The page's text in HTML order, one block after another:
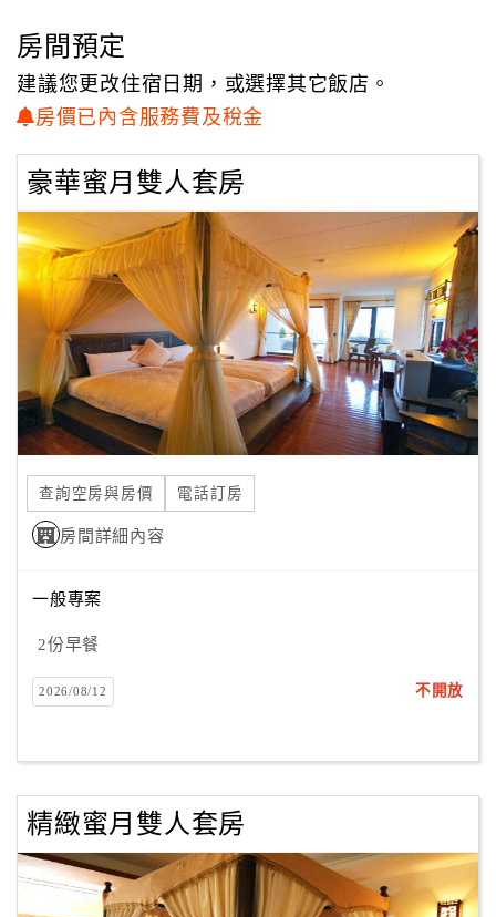
圖
顧
客
務
顧
客
滿
訂
管
理
會
帳
戶
聯
絡
單
房間預定
建議您更改住宿日期，或選擇其它飯店。
房價已內含服務費及稅金
豪華蜜月雙人套房
查詢空房與房價 電話訂房
房間詳細內容
一般專案
2份早餐
2026/08/12 不開放
精緻蜜月雙人套房